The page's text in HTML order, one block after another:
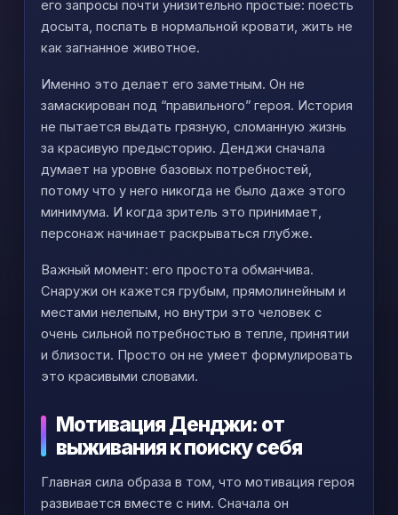
его запросы почти унизительно простые: поесть
досыта, поспать в нормальной кровати, жить не
как загнанное животное.
Именно это делает его заметным. Он не
замаскирован под “правильного” героя. История
не пытается выдать грязную, сломанную жизнь
за красивую предысторию. Денджи сначала
думает на уровне базовых потребностей,
потому что у него никогда не было даже этого
минимума. И когда зритель это принимает,
персонаж начинает раскрываться глубже.
Важный момент: его простота обманчива.
Снаружи он кажется грубым, прямолинейным и
местами нелепым, но внутри это человек с
очень сильной потребностью в тепле, принятии
и близости. Просто он не умеет формулировать
это красивыми словами.
Мотивация Денджи: от
выживания к поиску себя
Главная сила образа в том, что мотивация героя
развивается вместе с ним. Сначала он